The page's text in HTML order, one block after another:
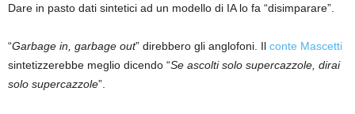
Dare in pasto dati sintetici ad un modello di IA lo fa “disimparare”.
“Garbage in, garbage out” direbbero gli anglofoni. Il conte Mascetti
sintetizzerebbe meglio dicendo “Se ascolti solo supercazzole, dirai
solo supercazzole”.